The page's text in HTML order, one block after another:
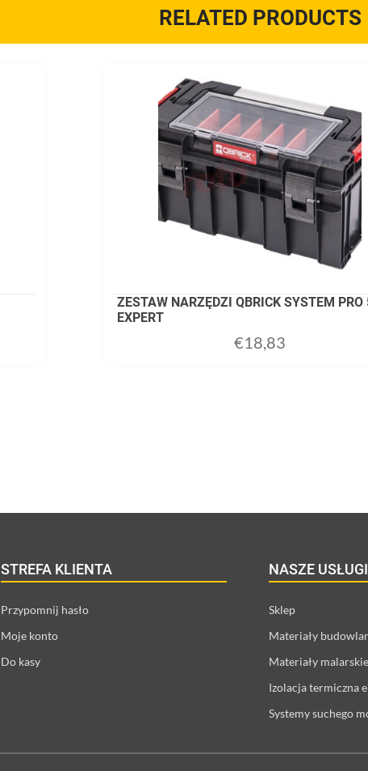
RELATED PRODUCTS
ZESTAW NARZĘDZI QBRICK SYSTEM PRO
EXPERT
€18,83
ADD TO CART
STREFA KLIENTA
Przypomnij hasło
Moje konto
Do kasy
NASZE USŁUGI
Sklep
Materiały
Materiały malarskie
Izolacja termiczna
Systemy suchego